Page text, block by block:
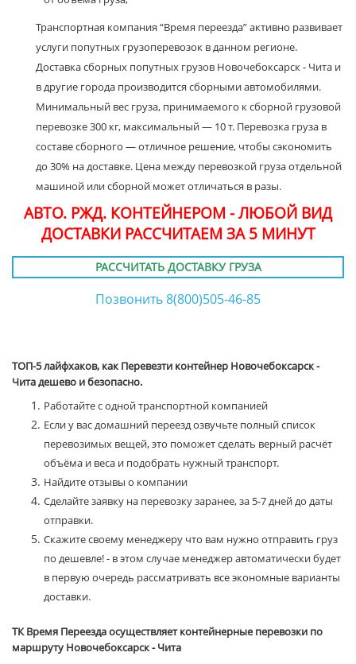
Транспортная компания “Время переезда” активно развивает
услуги попутных грузоперевозок в данном регионе.
Доставка сборных попутных грузов Новочебоксарск - Чита и
в другие города производится сборными автомобилями.
Минимальный вес груза, принимаемого к сборной грузовой
перевозке 300 кг, максимальный — 10 т. Перевозка груза в
составе сборного — отличное решение, чтобы сэкономить
до 30% на доставке. Цена между перевозкой груза отдельной
машиной или сборной может отличаться в разы.
АВТО. РЖД. КОНТЕЙНЕРОМ - ЛЮБОЙ ВИД
ДОСТАВКИ РАССЧИТАЕМ ЗА 5 МИНУТ
РАССЧИТАТЬ ДОСТАВКУ ГРУЗА
Позвонить 8(800)505-46-85
ТОП-5 лайфхаков, как Перевезти контейнер Новочебоксарск -
Чита дешево и безопасно.
Работайте с одной транспортной компанией
Если у вас домашний переезд озвучьте полный список
перевозимых вещей, это поможет сделать верный расчёт
объёма и веса и подобрать нужный транспорт.
Найдите отзывы о компании
Сделайте заявку на перевозку заранее, за 5-7 дней до даты
отправки.
Скажите своему менеджеру что вам нужно отправить груз
по дешевле! - в этом случае менеджер автоматически будет
в первую очередь рассматривать все экономные варианты
доставки.
ТК Время Переезда осуществляет контейнерные перевозки по
маршруту Новочебоксарск - Чита